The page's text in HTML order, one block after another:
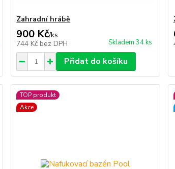
Zahradní hrábě
900 Kč/ks
744 Kč bez DPH Skladem 34 ks
Přidat do košíku
TOP produkt
Akce
🤖
DEMO ukázka
rychle